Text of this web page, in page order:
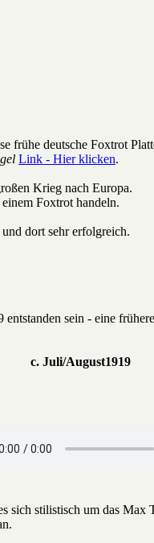
frühe deutsche Foxtrot
Link - Hier klicken.
Krieg nach Europa.
Foxtrot handeln.
dort sehr erfolgreich.
sein - eine
c. Juli/August1919
sich stilistisch um das